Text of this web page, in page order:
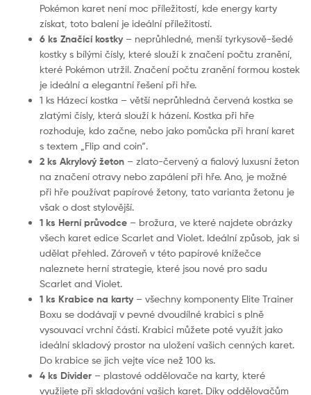
Pokémon karet není moc příležitostí, kde energy karty
získat, toto balení je ideální příležitostí.
6 ks Značící kostky – neprůhledné, menší tyrkysově-šedé
kostky s bílými čísly, které slouží k značení počtu zranění,
které Pokémon utržil. Značení počtu zranění formou kostek
je ideální a elegantní řešení při hře.
1 ks Házecí kostka – větší neprůhledná červená kostka se
zlatými čísly, která slouží k házení. Kostka při hře
rozhoduje, kdo začne, nebo jako pomůcka při hraní karet
s textem „Flip and coin“.
2 ks Akrylový žeton – zlato-červený a fialový luxusní žeton
na značení otravy nebo zapálení při hře. Ano, je možné
při hře používat papírové žetony, tato varianta žetonu je
však o dost stylovější.
1 ks Herní průvodce – brožura, ve které najdete obrázky
všech karet edice Scarlet and Violet. Ideální způsob, jak si
udělat přehled. Zároveň v této papírové knížečce
naleznete herní strategie, které jsou nové pro sadu
Scarlet and Violet.
1 ks Krabice na karty – všechny komponenty Elite Trainer
Boxu se dodávají v pevné dvoudílné krabici s plně
vysouvací vrchní částí. Krabici můžete poté využít jako
ideální skladový prostor na uložení vašich cenných karet.
Do krabice se jich vejte více než 100 ks.
4 ks Divider – plastové oddělovače na karty, které
využijete při skladování vašich karet. Díky oddělovačům